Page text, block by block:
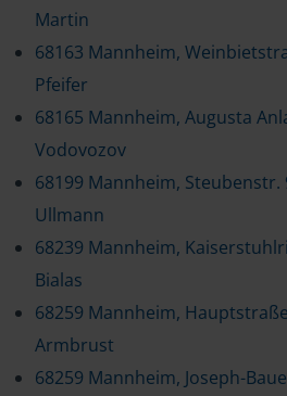
Martin
68163 Mannheim,
Pfeifer
68165 Mannheim, Augusta
Vodovozov
68199 Mannheim, Steubenstr.
Ullmann
68239 Mannheim,
Bialas
68259 Mannheim,
Armbrust
68259 Mannheim, Joseph-